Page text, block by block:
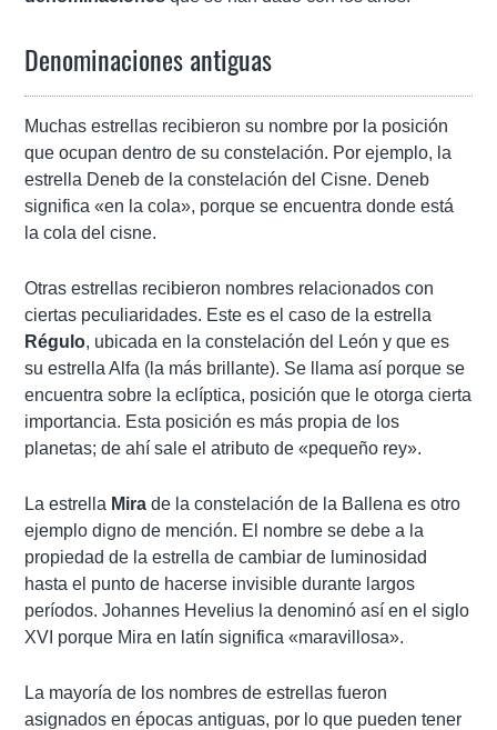
Denominaciones antiguas
Muchas estrellas recibieron su nombre por la posición
que ocupan dentro de su constelación. Por ejemplo, la
estrella Deneb de la constelación del Cisne. Deneb
significa «en la cola», porque se encuentra donde está
la cola del cisne.
Otras estrellas recibieron nombres relacionados con
ciertas peculiaridades. Este es el caso de la estrella
Régulo, ubicada en la constelación del León y que es
su estrella Alfa (la más brillante). Se llama así porque se
encuentra sobre la eclíptica, posición que le otorga cierta
importancia. Esta posición es más propia de los
planetas; de ahí sale el atributo de «pequeño rey».
La estrella Mira de la constelación de la Ballena es otro
ejemplo digno de mención. El nombre se debe a la
propiedad de la estrella de cambiar de luminosidad
hasta el punto de hacerse invisible durante largos
períodos. Johannes Hevelius la denominó así en el siglo
XVI porque Mira en latín significa «maravillosa».
La mayoría de los nombres de estrellas fueron
asignados en épocas antiguas, por lo que pueden tener